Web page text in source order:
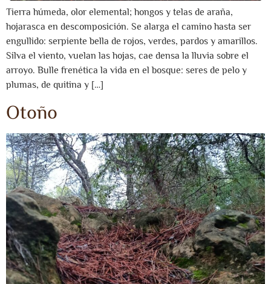
Tierra húmeda, olor elemental; hongos y telas de araña,
hojarasca en descomposición. Se alarga el camino hasta ser
engullido: serpiente bella de rojos, verdes, pardos y amarillos.
Silva el viento, vuelan las hojas, cae densa la lluvia sobre el
arroyo. Bulle frenética la vida en el bosque: seres de pelo y
plumas, de quitina y […]
Otoño